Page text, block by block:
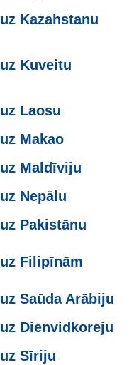
uz Kazahstanu
uz Kuveitu
uz Laosu
uz Makao
uz Maldīviju
uz Nepālu
uz Pakistānu
uz Filipīnām
uz Saūda Arābiju
uz Dienvidkoreju
uz Sīriju